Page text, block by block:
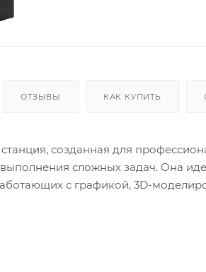
ОТЗЫВЫ КАК КУПИТЬ
созданная для
сложных задач. Она
с графикой, 3D-